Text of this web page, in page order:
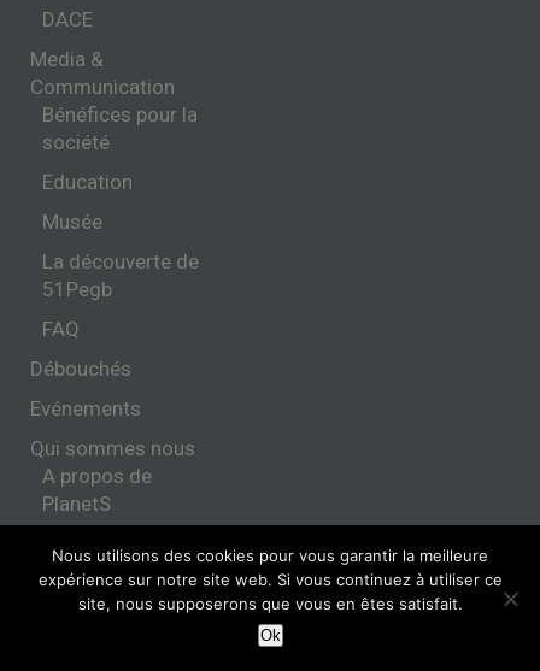
DACE
Media &
Communication
Bénéfices pour la
société
Education
Musée
La découverte de
51Pegb
FAQ
Débouchés
Evénements
Qui sommes nous
A propos de
PlanetS
Organisation
Contact
Nous utilisons des cookies pour vous garantir la meilleure
expérience sur notre site web. Si vous continuez à utiliser ce
site, nous supposerons que vous en êtes satisfait.
Ok